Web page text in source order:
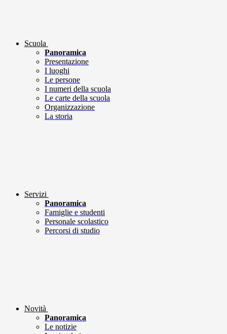
Scuola
Panoramica
Presentazione
I luoghi
Le persone
I numeri della scuola
Le carte della scuola
Organizzazione
La storia
Servizi
Panoramica
Famiglie e studenti
Personale scolastico
Percorsi di studio
Novità
Panoramica
Le notizie